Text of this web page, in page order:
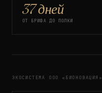
37 дней
ОТ БРИФА ДО ПОЛКИ
ЭКОСИСТЕМА ООО «БИОНОВАЦИЯ»